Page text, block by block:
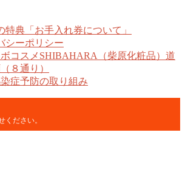
特典「お手入れ券について」
シーポリシー
コスメSHIBAHARA（柴原化粧品）道
８通り）
症予防の取り組み
ください。